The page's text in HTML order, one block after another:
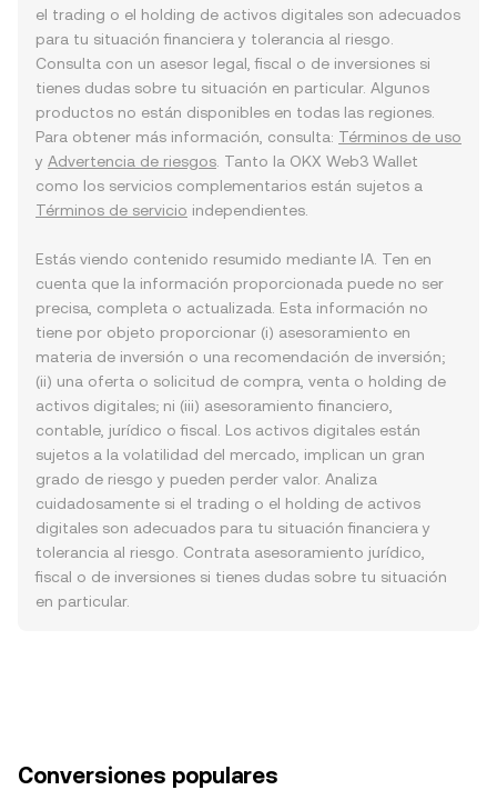
el trading o el holding de activos digitales son adecuados
para tu situación financiera y tolerancia al riesgo.
Consulta con un asesor legal, fiscal o de inversiones si
tienes dudas sobre tu situación en particular. Algunos
productos no están disponibles en todas las regiones.
Para obtener más información, consulta: Términos de uso
y Advertencia de riesgos . Tanto la OKX Web3 Wallet
como los servicios complementarios están sujetos a
Términos de servicio independientes.
Estás viendo contenido resumido mediante IA. Ten en
cuenta que la información proporcionada puede no ser
precisa, completa o actualizada. Esta información no
tiene por objeto proporcionar (i) asesoramiento en
materia de inversión o una recomendación de inversión;
(ii) una oferta o solicitud de compra, venta o holding de
activos digitales; ni (iii) asesoramiento financiero,
contable, jurídico o fiscal. Los activos digitales están
sujetos a la volatilidad del mercado, implican un gran
grado de riesgo y pueden perder valor. Analiza
cuidadosamente si el trading o el holding de activos
digitales son adecuados para tu situación financiera y
tolerancia al riesgo. Contrata asesoramiento jurídico,
fiscal o de inversiones si tienes dudas sobre tu situación
en particular.
Conversiones populares